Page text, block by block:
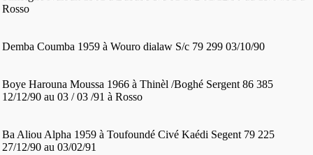
Rosso
Demba Coumba 1959 à Wouro dialaw S/c 79 299 03/10/90
Boye Harouna Moussa 1966 à Thinèl /Boghé Sergent 86 385
12/12/90 au 03 / 03 /91 à Rosso
Ba Aliou Alpha 1959 à Toufoundé Civé Kaédi Segent 79 225
27/12/90 au 03/02/91